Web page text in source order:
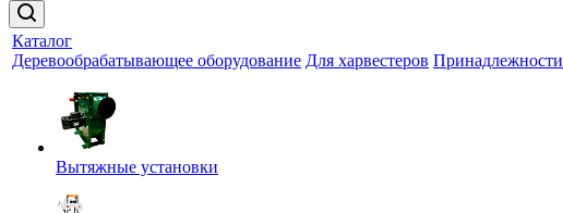
Каталог
Деревообрабатывающее оборудование Для харвестеров Принадлежности
Вытяжные установки